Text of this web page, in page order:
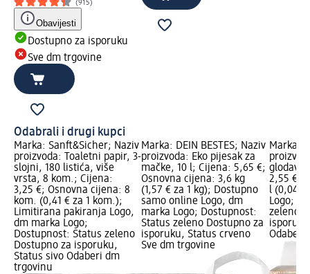
(915)
Obavijesti
Dostupno za isporuku
Sve dm trgovine
Odabrali i drugi kupci
Marka: Sanft&Sicher; Naziv
proizvoda: Toaletni papir, 3-
slojni, 180 listića, više
vrsta, 8 kom.; Cijena:
3,25 €; Osnovna cijena: 8
kom. (0,41 € za 1 kom.);
Limitirana pakiranja Logo,
dm marka Logo;
Dostupnost: Status zeleno
Dostupno za isporuku,
Status sivo Odaberi dm
trgovinu
Marka: DEIN BESTES; Naziv
proizvoda: Eko pijesak za
mačke, 10 l; Cijena: 5,65 €;
Osnovna cijena: 3,6 kg
(1,57 € za 1 kg); Dostupno
samo online Logo, dm
marka Logo; Dostupnost:
Status zeleno Dostupno za
isporuku, Status crveno
Sve dm trgovine
Marka:
2,55 €;
l (0,04 €
Logo;
zeleno
Odaberi